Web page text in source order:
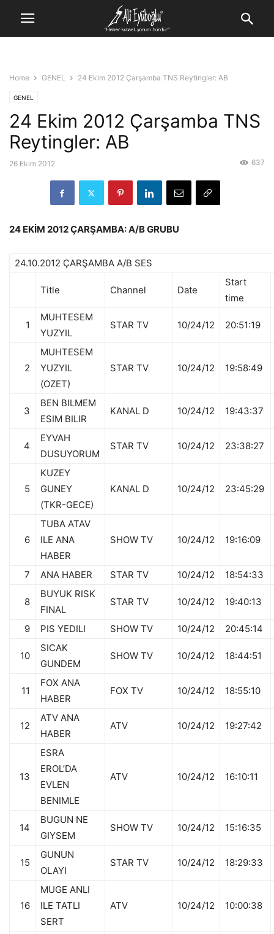
Home GENEL 24 Ekim 2012 Çarşamba TNS Reytingler: AB
GENEL
24 Ekim 2012 Çarşamba TNS
Reytingler: AB
26 Ekim 2012 637
24 EKİM 2012 ÇARŞAMBA: A/B GRUBU
24.10.2012 ÇARŞAMBA A/B SES
Title Channel Date
Start
time
1
MUHTESEM
YUZYIL
STAR TV 10/24/12 20:51:19
2
MUHTESEM
YUZYIL
(OZET)
STAR TV 10/24/12 19:58:49
3
BEN BILMEM
ESIM BILIR
KANAL D 10/24/12 19:43:37
4
EYVAH
DUSUYORUM
STAR TV 10/24/12 23:38:27
5
KUZEY
GUNEY
(TKR-GECE)
KANAL D 10/24/12 23:45:29
6
TUBA ATAV
ILE ANA
HABER
SHOW TV 10/24/12 19:16:09
7 ANA HABER STAR TV 10/24/12 18:54:33
8
BUYUK RISK
FINAL
STAR TV 10/24/12 19:40:13
9 PIS YEDILI SHOW TV 10/24/12 20:45:14
10
SICAK
GUNDEM
SHOW TV 10/24/12 18:44:51
11
FOX ANA
HABER
FOX TV 10/24/12 18:55:10
12
ATV ANA
HABER
ATV 10/24/12 19:27:42
13
ESRA
EROL’DA
EVLEN
BENIMLE
ATV 10/24/12 16:10:11
14
BUGUN NE
GIYSEM
SHOW TV 10/24/12 15:16:35
15
GUNUN
OLAYI
STAR TV 10/24/12 18:29:33
16
MUGE ANLI
ILE TATLI
SERT
ATV 10/24/12 10:00:38